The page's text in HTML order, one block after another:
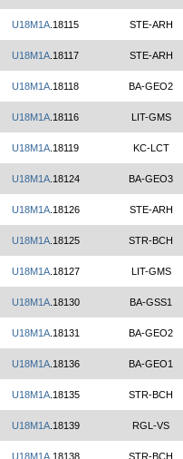
U18M1A .18115 STE-ARH
U18M1A .18117 STE-ARH
U18M1A .18118 BA-GEO2
U18M1A .18116 LIT-GMS
U18M1A .18119 KC-LCT
U18M1A.18124 BA-GEO3
U18M1A.18126 STE-ARH
U18M1A.18125 STR-BCH
U18M1A.18127 LIT-GMS
U18M1A.18130 BA-GSS1
U18M1A.18131 BA-GEO2
U18M1A.18136 BA-GEO1
U18M1A.18135 STR-BCH
U18M1A.18139 RGL-VS
U18M1A.18138 STR-BCH